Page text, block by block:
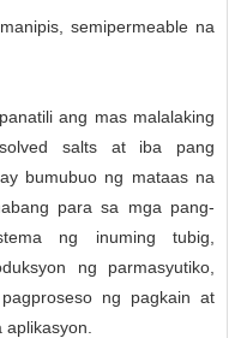
semipermeable na
ang mas malalaking
salts at iba pang
bumubuo ng mataas na
para sa mga pang-
ng inuming tubig,
ng parmasyutiko,
ng pagkain at